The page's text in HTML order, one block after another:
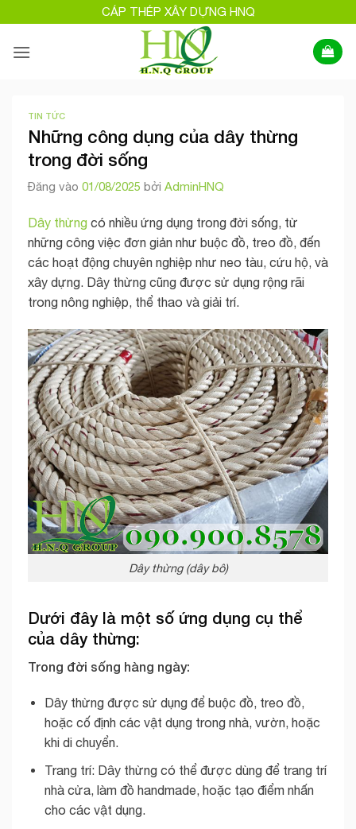
qua
nội
CÁP THÉP XÂY DỰNG HNQ
TIN TỨC
Những công dụng của dây thừng
trong đời sống
Đăng vào 01/08/2025 bởi AdminHNQ
Dây thừng có nhiều ứng dụng trong đời sống, từ
những công việc đơn giản như buộc đồ, treo đồ, đến
các hoạt động chuyên nghiệp như neo tàu, cứu hộ, và
xây dựng. Dây thừng cũng được sử dụng rộng rãi
trong nông nghiệp, thể thao và giải trí.
Dây thừng (dây bô)
Dưới đây là một số ứng dụng cụ thể
của dây thừng:
Trong đời sống hàng ngày:
Dây thừng được sử dụng để buộc đồ, treo đồ,
hoặc cố định các vật dụng trong nhà, vườn, hoặc
khi di chuyển.
Trang trí: Dây thừng có thể được dùng để trang trí
nhà cửa, làm đồ handmade, hoặc tạo điểm nhấn
cho các vật dụng.